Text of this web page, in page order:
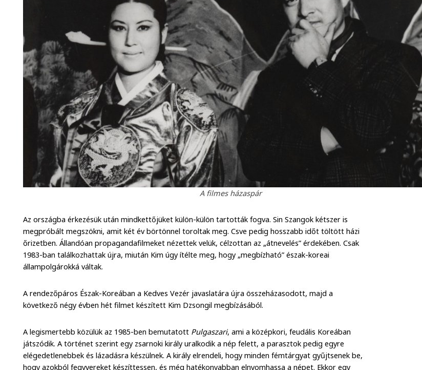
A filmes házaspár
Az országba érkezésük után mindkettőjüket külön-külön tartották fogva. Sin Szangok kétszer is
megpróbált megszökni, amit két év börtönnel toroltak meg. Csve pedig hosszabb időt töltött házi
őrizetben. Állandóan propagandafilmeket nézettek velük, célzottan az „átnevelés” érdekében. Csak
1983-ban találkozhattak újra, miután Kim úgy ítélte meg, hogy „megbízható” észak-koreai
állampolgárokká váltak.
A rendezőpáros Észak-Koreában a Kedves Vezér javaslatára újra összeházasodott, majd a
következő négy évben hét filmet készített Kim Dzsongil megbízásából.
A legismertebb közülük az 1985-ben bemutatott Pulgaszari, ami a középkori, feudális Koreában
játszódik. A történet szerint egy zsarnoki király uralkodik a nép felett, a parasztok pedig egyre
elégedetlenebbek és lázadásra készülnek. A király elrendeli, hogy minden fémtárgyat gyűjtsenek be,
hogy azokból fegyvereket készíttessen, és még hatékonyabban elnyomhassa a népet. Ekkor egy